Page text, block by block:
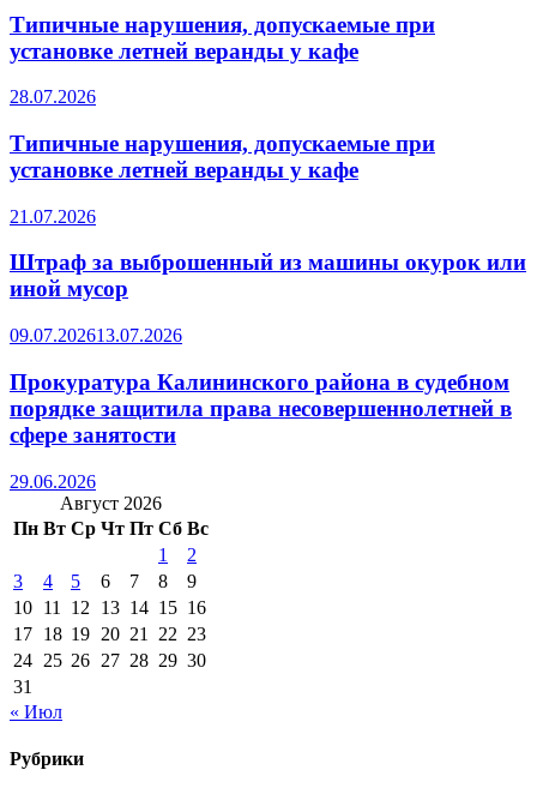
Типичные нарушения, допускаемые при
установке летней веранды у кафе
28.07.2026
Типичные нарушения, допускаемые при
установке летней веранды у кафе
21.07.2026
Штраф за выброшенный из машины окурок или
иной мусор
09.07.202613.07.2026
Прокуратура Калининского района в судебном
порядке защитила права несовершеннолетней в
сфере занятости
29.06.2026
Август 2026
Пн Вт Ср Чт Пт Сб Вс
1
2
3
4 5 6 7 8
9
10 11 12 13 14 15 16
17 18 19 20 21 22 23
24 25 26 27 28 29 30
31
« Июл
Рубрики